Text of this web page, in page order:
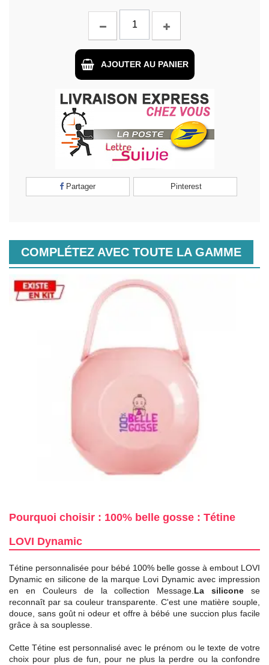
AJOUTER AU PANIER
Partager Pinterest
COMPLÉTEZ AVEC TOUTE LA GAMME
Pourquoi choisir : 100% belle gosse : Tétine
LOVI Dynamic
Tétine personnalisée pour bébé 100% belle gosse à embout LOVI
Dynamic en silicone de la marque Lovi Dynamic avec impression
en en Couleurs de la collection Message.La silicone se
reconnaît par sa couleur transparente. C'est une matière souple,
douce, sans goût ni odeur et offre à bébé une succion plus facile
grâce à sa souplesse.
Cette Tétine est personnalisé avec le prénom ou le texte de votre
choix pour plus de fun, pour ne plus la perdre ou la confondre